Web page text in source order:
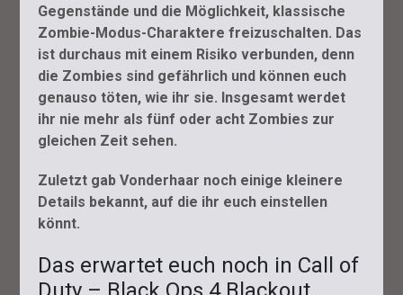
Gegenstände und die Möglichkeit, klassische
Zombie-Modus-Charaktere freizuschalten. Das
ist durchaus mit einem Risiko verbunden, denn
die Zombies sind gefährlich und können euch
genauso töten, wie ihr sie. Insgesamt werdet
ihr nie mehr als fünf oder acht Zombies zur
gleichen Zeit sehen.
Zuletzt gab Vonderhaar noch einige kleinere
Details bekannt, auf die ihr euch einstellen
könnt.
Das erwartet euch noch in Call of